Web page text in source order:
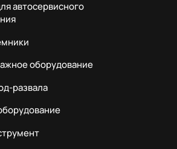
автосервисного
оборудование
развала